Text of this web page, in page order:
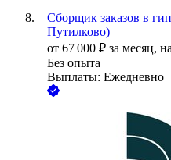
Сборщик заказов в
Путилково)
от 67 000 ₽ за месяц,
Без опыта
Выплаты: Ежедневно